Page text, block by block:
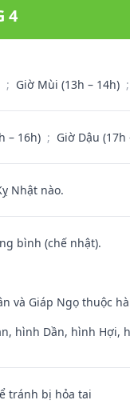
4
; Giờ Mùi (13h – 14h) ;
– 16h) ; Giờ Dậu (17h
Nhật nào.
bình (chế nhật).
và Giáp Ngọ thuộc
hình Dần, hình Hợi,
tránh bị hỏa tai